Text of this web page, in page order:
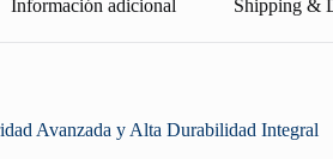
Información adicional Shipping &
Avanzada y Alta Durabilidad Integral